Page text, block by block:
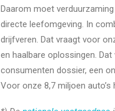
Daarom moet
directe leefomgeving. In
drijfveren. Dat vraagt voor
en haalbare oplossingen.
consumenten dossier, een
Voor onze 8,7 miljoen